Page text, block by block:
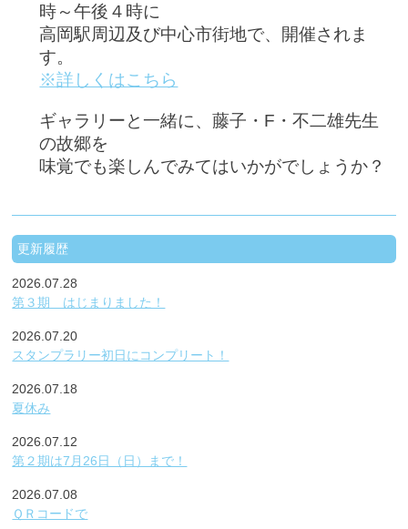
時～午後４時に
高岡駅周辺及び中心市街地で、開催されま
す。
※詳しくはこちら
ギャラリーと一緒に、藤子・F・不二雄先生
の故郷を
味覚でも楽しんでみてはいかがでしょうか？
更新履歴
2026.07.28
第３期 はじまりました！
2026.07.20
スタンプラリー初日にコンプリート！
2026.07.18
夏休み
2026.07.12
第２期は7月26日（日）まで！
2026.07.08
ＱＲコードで